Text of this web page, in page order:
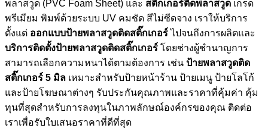
พลาสวูด (PVC Foam Sheet) และ สติ๊กเกอร์ติดพลาสวูด เกรด
พรีเมียม พิมพ์ด้วยระบบ UV คมชัด สีไม่ซีดจาง เราให้บริการ
ตั้งแต่ ออกแบบป้ายพลาสวูดติดสติ๊กเกอร์ไปจนถึงการผลิตและ
บริการติดตั้งป้ายพลาสวูดติดสติ๊กเกอร์ โดยช่างผู้ชำนาญการ
สามารถเลือกความหนาได้ตามต้องการ เช่น ป้ายพลาสวูดติด
สติ๊กเกอร์ 5 มิล เหมาะสำหรับป้ายหน้าร้าน ป้ายเมนู ป้ายโลโก้
และป้ายโฆษณาต่างๆ รับประกันคุณภาพและราคาที่คุ้มค่า คุ้ม
ทุนที่สุดสำหรับการลงทุนในภาพลักษณ์องค์กรของคุณ ติดต่อ
เราเพื่อรับใบเสนอราคาที่ดีที่สุด